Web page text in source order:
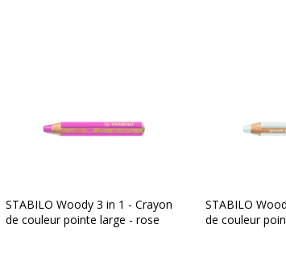
11.3 cm
STABILO Woody 3 in 1 - Crayon
de couleur pointe large - rose
STABILO
de couleur